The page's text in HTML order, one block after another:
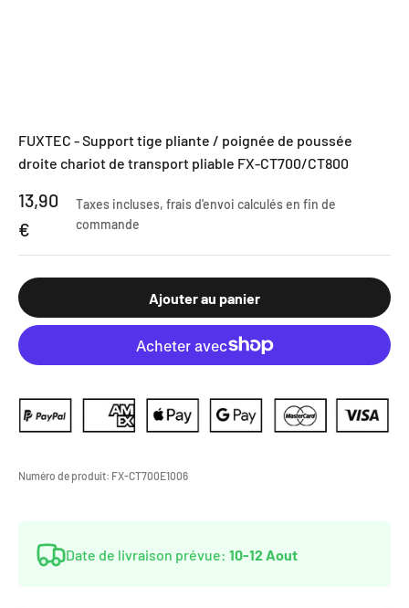
FUXTEC - Support tige pliante / poignée de poussée
droite chariot de transport pliable FX-CT700/CT800
Prix de vente
13,90
€
Taxes incluses, frais d'envoi calculésen fin de
commande
Ajouter au panier
Numéro de produit: FX-CT700E1006
Date de livraison prévue: 10-12 Aout